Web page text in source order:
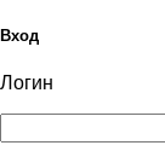
Вход
Логин